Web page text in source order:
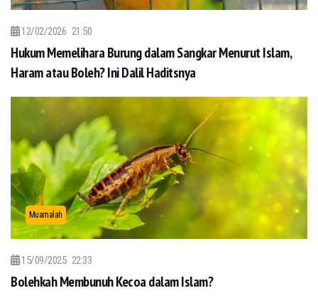
12/02/2026 21:50
Hukum Memelihara Burung dalam Sangkar Menurut Islam,
Haram atau Boleh? Ini Dalil Haditsnya
Muamalah
15/09/2025 22:33
Bolehkah Membunuh Kecoa dalam Islam?